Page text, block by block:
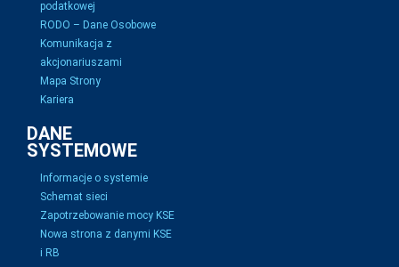
podatkowej
RODO – Dane Osobowe
Komunikacja z
akcjonariuszami
Mapa Strony
Kariera
DANE
SYSTEMOWE
Informacje o systemie
Schemat sieci
Zapotrzebowanie mocy KSE
Nowa strona z danymi KSE
i RB